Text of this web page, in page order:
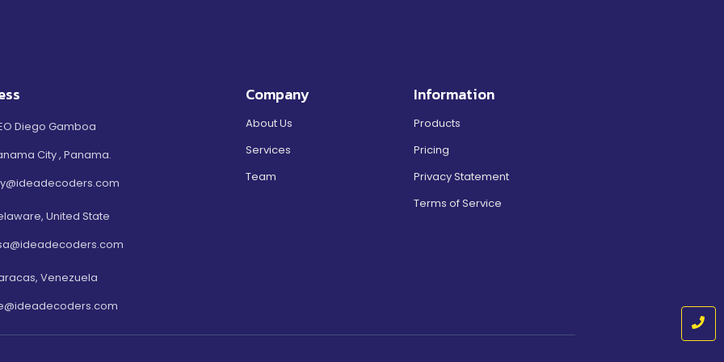
Diego Gamboa
City , Panama.
United State
Venezuela
Company
About Us
Services
Team
Information
Products
Pricing
Privacy Statement
Terms of Service